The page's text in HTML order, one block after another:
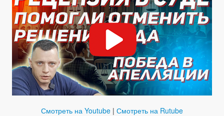
Смотреть на Youtube | Смотреть на Rutube